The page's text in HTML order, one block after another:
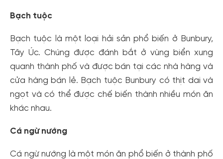
Bạch tuộc
Bạch tuộc là một loại hải sản phổ biến ở Bunbury,
Tây Úc. Chúng được đánh bắt ở vùng biển xung
quanh thành phố và được bán tại các nhà hàng và
cửa hàng bán lẻ. Bạch tuộc Bunbury có thịt dai và
ngọt và có thể được chế biến thành nhiều món ăn
khác nhau.
Cá ngừ nướng
Cá ngừ nướng là một món ăn phổ biến ở thành phố